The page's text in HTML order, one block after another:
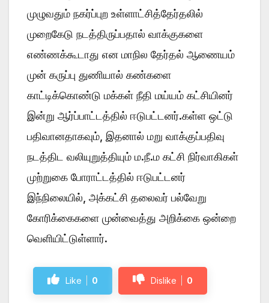
முழுவதும் நகர்ப்புற உள்ளாட்சித்தேர்தலில்
முறைகேடு நடத்திருப்பதால் வாக்குகளை
எண்ணக்கூடாது என மாநில தேர்தல் ஆணையம்
முன் கருப்பு துணியால் கண்களை
காட்டிக்கொண்டு மக்கள் நீதி மய்யம் கட்சியினர்
இன்று ஆர்ப்பாட்டத்தில் ஈடுபட்டனர்.கள்ள ஒட்டு
பதிவானதாகவும், இதனால் மறு வாக்குப்பதிவு
நடத்திட வலியுறுத்தியும் ம.நீ.ம கட்சி நிர்வாகிகள்
முற்றுகை போராட்டத்தில் ஈடுபட்டனர்
இந்நிலையில், அக்கட்சி தலைவர் பல்வேறு
கோரிக்கைகளை முன்வைத்து அறிக்கை ஒன்றை
வெளியிட்டுள்ளார்.
Like 0 Dislike 0